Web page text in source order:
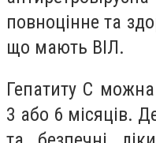
повноцінне та
що мають ВІЛ.
Гепатиту С
3 або 6 місяців.